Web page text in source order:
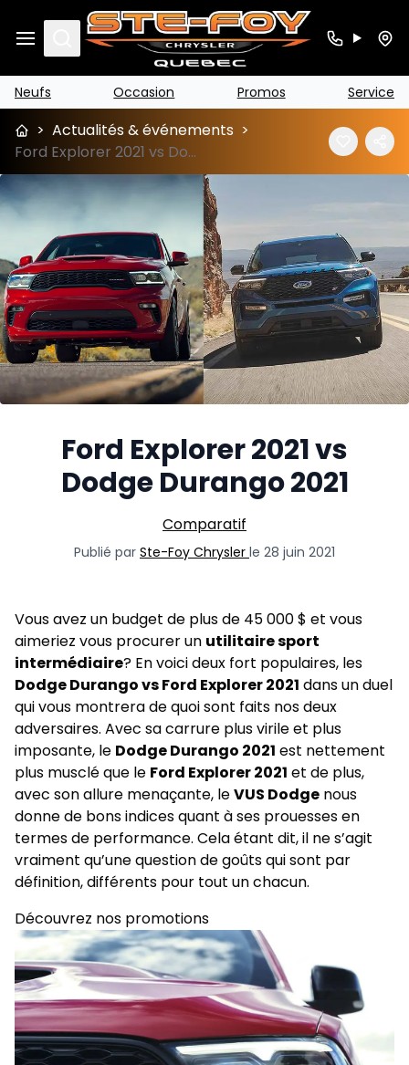
Search
Neufs Occasion Promos Service
> Actualités & événements >
Ford Explorer 2021 vs Dodge Durango 2021
Ford Explorer 2021 vs
Dodge Durango 2021
Comparatif
Publié par Ste-Foy Chrysler le 28 juin 2021
Vous avez un budget de plus de 45 000 $ et vous
aimeriez vous procurer un utilitaire sport
intermédiaire? En voici deux fort populaires, les
Dodge Durango vs Ford Explorer 2021 dans un duel
qui vous montrera de quoi sont faits nos deux
adversaires. Avec sa carrure plus virile et plus
imposante, le Dodge Durango 2021 est nettement
plus musclé que le Ford Explorer 2021 et de plus,
avec son allure menaçante, leVUS Dodge nous
donne de bons indices quant à ses prouesses en
termes de performance. Cela étant dit, il ne s’agit
vraiment qu’une question de goûts qui sont par
définition, différents pour tout un chacun.
Découvrez nos promotions